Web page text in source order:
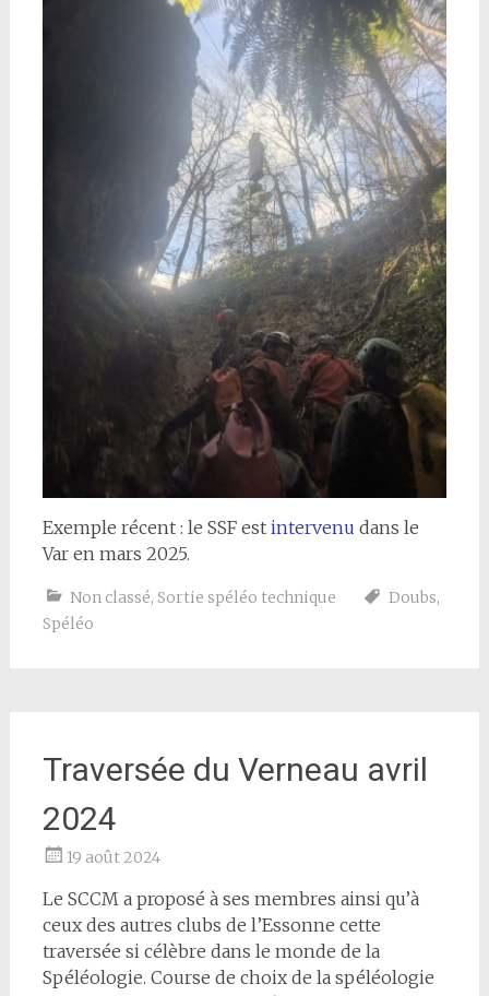
Exemple récent : le SSF est intervenu dans le
Var en mars 2025.
Non classé, Sortie spéléo technique Doubs,
Spéléo
Traversée du Verneau avril
2024
19 août 2024
Le SCCM a proposé à ses membres ainsi qu’à
ceux des autres clubs de l’Essonne cette
traversée si célèbre dans le monde de la
Spéléologie. Course de choix de la spéléologie